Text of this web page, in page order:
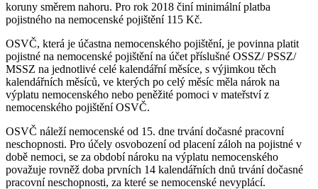
koruny směrem nahoru. Pro rok 2018 činí minimální platba
pojistného na nemocenské pojištění 115 Kč.
OSVČ, která je účastna nemocenského pojištění, je povinna platit
pojistné na nemocenské pojištění na účet příslušné OSSZ/ PSSZ/
MSSZ na jednotlivé celé kalendářní měsíce, s výjimkou těch
kalendářních měsíců, ve kterých po celý měsíc měla nárok na
výplatu nemocenského nebo peněžité pomoci v mateřství z
nemocenského pojištění OSVČ.
OSVČ náleží nemocenské od 15. dne trvání dočasné pracovní
neschopnosti. Pro účely osvobození od placení záloh na pojistné v
době nemoci, se za období nároku na výplatu nemocenského
považuje rovněž doba prvních 14 kalendářních dnů trvání dočasné
pracovní neschopnosti, za které se nemocenské nevyplácí.